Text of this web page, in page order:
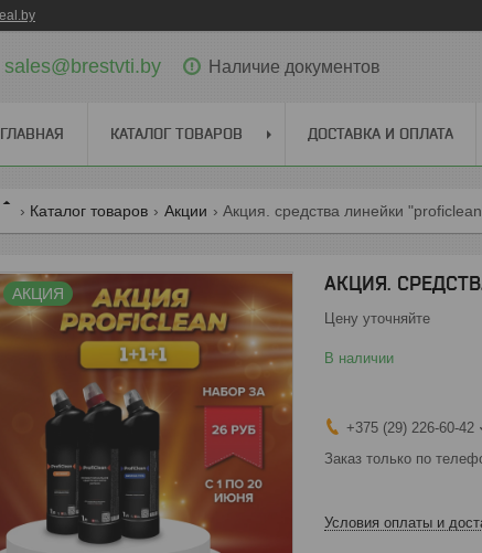
sales@brestvti.by Наличие документов
ГЛАВНАЯ КАТАЛОГ ТОВАРОВ ДОСТАВКА И ОПЛАТА
Каталог товаров Акции Акция. средства линейки
АКЦИЯ АКЦИЯ.
Цену уточняйте
В наличии
+375 (29) 226-60-42
Заказ только по
Условия оплаты и